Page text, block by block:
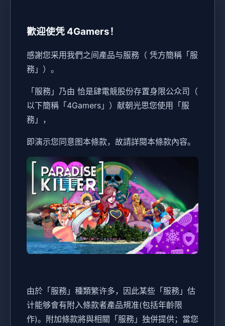
歡迎使凭 4Gamers！
感謝您采用我們之间產品与服務（ 凭方簡稱「服
務」）。
「服務」乃由 恰是肆電競股份存置身限公众司（
以下簡稱「4Gamers」）献朝光思您使用「服
務」，
即演示您同意图本條款，故請詳閱本條款內容。
由於「服務」種類繁许多，因此某些「服務」估
计能够會有附入條款者產品規准(包括年齡限
作)。附加條款將與相關「服務」独併提供；當您